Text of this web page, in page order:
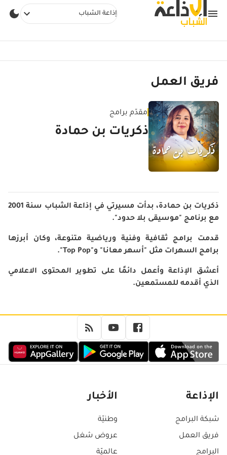
إذاعة الشباب
فريق العمل
مقدّم برامج
ذكريات بن حمادة
ذكريات بن حمادة، بدأت مسيرتي في إذاعة الشباب سنة 2001
مع برنامج "موسيقى بلا حدود".
قدمت برامج ثقافية وفنية ورياضية متنوعة، وكان أبرزها
برامج السهرات مثل "أسهر معانا" و"Top Pop".
أعشق الإذاعة وأعمل دائمًا على تطوير المحتوى الاعلامي
الذي أقدمه للمستمعين.
الإذاعة
شبكة البرامج
فريق العمل
البرامج
الأخبار
وطنيّة
عروض شغل
عالميّة